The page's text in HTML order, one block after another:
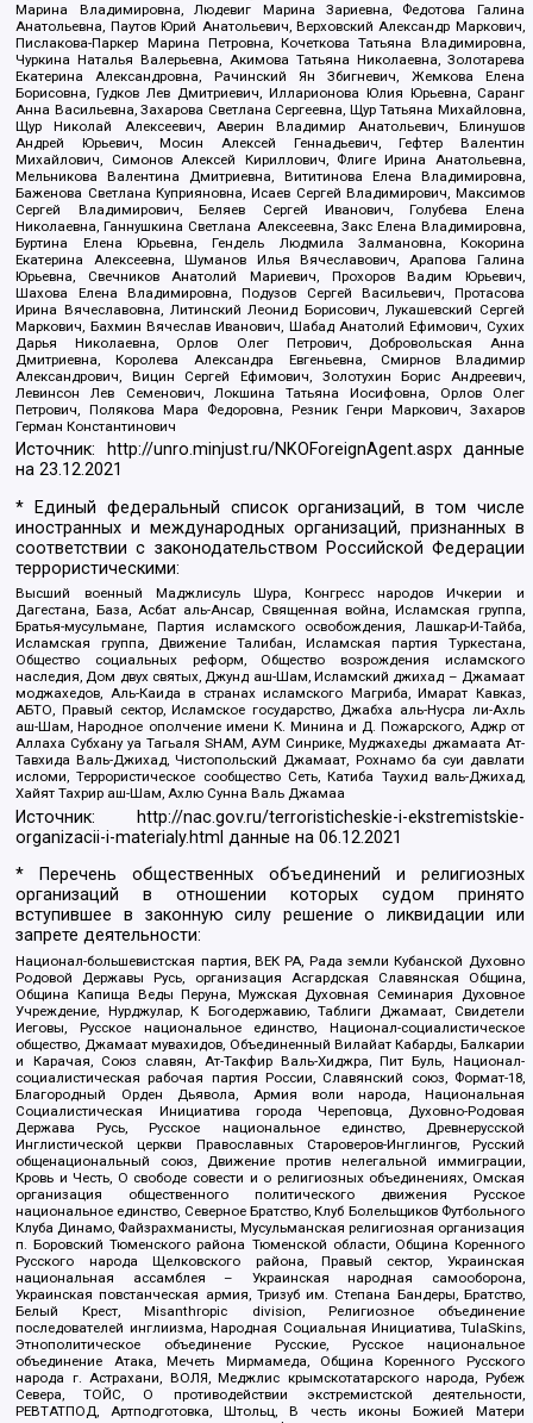
Марина Владимировна, Людевиг Марина Зариевна, Федотова Галина
Анатольевна, Паутов Юрий Анатольевич, Верховский Александр Маркович,
Пислакова-Паркер Марина Петровна, Кочеткова Татьяна Владимировна,
Чуркина Наталья Валерьевна, Акимова Татьяна Николаевна, Золотарева
Екатерина Александровна, Рачинский Ян Збигневич, Жемкова Елена
Борисовна, Гудков Лев Дмитриевич, Илларионова Юлия Юрьевна, Саранг
Анна Васильевна, Захарова Светлана Сергеевна, Щур Татьяна Михайловна,
Щур Николай Алексеевич, Аверин Владимир Анатольевич, Блинушов
Андрей Юрьевич, Мосин Алексей Геннадьевич, Гефтер Валентин
Михайлович, Симонов Алексей Кириллович, Флиге Ирина Анатольевна,
Мельникова Валентина Дмитриевна, Вититинова Елена Владимировна,
Баженова Светлана Куприяновна, Исаев Сергей Владимирович, Максимов
Сергей Владимирович, Беляев Сергей Иванович, Голубева Елена
Николаевна, Ганнушкина Светлана Алексеевна, Закс Елена Владимировна,
Буртина Елена Юрьевна, Гендель Людмила Залмановна, Кокорина
Екатерина Алексеевна, Шуманов Илья Вячеславович, Арапова Галина
Юрьевна, Свечников Анатолий Мариевич, Прохоров Вадим Юрьевич,
Шахова Елена Владимировна, Подузов Сергей Васильевич, Протасова
Ирина Вячеславовна, Литинский Леонид Борисович, Лукашевский Сергей
Маркович, Бахмин Вячеслав Иванович, Шабад Анатолий Ефимович, Сухих
Дарья Николаевна, Орлов Олег Петрович, Добровольская Анна
Дмитриевна, Королева Александра Евгеньевна, Смирнов Владимир
Александрович, Вицин Сергей Ефимович, Золотухин Борис Андреевич,
Левинсон Лев Семенович, Локшина Татьяна Иосифовна, Орлов Олег
Петрович, Полякова Мара Федоровна, Резник Генри Маркович, Захаров
Герман Константинович
Источник: http://unro.minjust.ru/NKOForeignAgent.aspxданные
на23.12.2021
* Единый федеральный список организаций, в том числе
иностранных и международных организаций, признанных в
соответствии с законодательством Российской Федерации
террористическими:
Высший военный Маджлисуль Шура, Конгресс народов Ичкерии и
Дагестана, База, Асбат аль-Ансар, Священная война, Исламская группа,
Братья-мусульмане, Партия исламского освобождения, Лашкар-И-Тайба,
Исламская группа, Движение Талибан, Исламская партия Туркестана,
Общество социальных реформ, Общество возрождения исламского
наследия, Дом двух святых, Джунд аш-Шам, Исламский джихад – Джамаат
моджахедов, Аль-Каида в странах исламского Магриба, Имарат Кавказ,
АБТО, Правый сектор, Исламское государство, Джабха аль-Нусра ли-Ахль
аш-Шам, Народное ополчение имени К. Минина и Д. Пожарского, Аджр от
Аллаха Субхану уа Тагьаля SHAM, АУМ Синрике, Муджахеды джамаата Ат-
Тавхида Валь-Джихад, Чистопольский Джамаат, Рохнамо ба суи давлати
исломи, Террористическое сообщество Сеть, Катиба Таухид валь-Джихад,
Хайят Тахрир аш-Шам, Ахлю Сунна Валь Джамаа
Источник:
http://nac.gov.ru/terroristicheskie-i-ekstremistskie-
organizacii-i-materialy.html данные на06.12.2021
* Перечень общественных объединений и религиозных
организаций в отношении которых судом принято
вступившее в законную силу решение о ликвидации или
запрете деятельности:
Национал-большевистская партия, ВЕК РА, Рада земли Кубанской Духовно
Родовой Державы Русь, организация Асгардская Славянская Община,
Община Капища Веды Перуна, Мужская Духовная Семинария Духовное
Учреждение, Нурджулар, К Богодержавию, Таблиги Джамаат, Свидетели
Иеговы, Русское национальное единство, Национал-социалистическое
общество, Джамаат мувахидов, Объединенный Вилайат Кабарды, Балкарии
и Карачая, Союз славян, Ат-Такфир Валь-Хиджра, Пит Буль, Национал-
социалистическая рабочая партия России, Славянский союз, Формат-18,
Благородный Орден Дьявола, Армия воли народа, Национальная
Социалистическая Инициатива города Череповца, Духовно-Родовая
Держава Русь, Русское национальное единство, Древнерусской
Инглистической церкви Православных Староверов-Инглингов, Русский
общенациональный союз, Движение против нелегальной иммиграции,
Кровь и Честь, О свободе совести и о религиозных объединениях, Омская
организация общественного политического движения Русское
национальное единство, Северное Братство, Клуб Болельщиков Футбольного
Клуба Динамо, Файзрахманисты, Мусульманская религиозная организация
п. Боровский Тюменского района Тюменской области, Община Коренного
Русского народа Щелковского района, Правый сектор, Украинская
национальная ассамблея – Украинская народная самооборона,
Украинская повстанческая армия, Тризуб им. Степана Бандеры, Братство,
Белый Крест, Misanthropic division, Религиозное объединение
последователей инглиизма, Народная Социальная Инициатива, TulaSkins,
Этнополитическое объединение Русские, Русское национальное
объединение Атака, Мечеть Мирмамеда, Община Коренного Русского
народа г. Астрахани, ВОЛЯ, Меджлис крымскотатарского народа, Рубеж
Севера, ТОЙС, О противодействии экстремистской деятельности,
РЕВТАТПОД, Артподготовка, Штольц, В честь иконы Божией Матери